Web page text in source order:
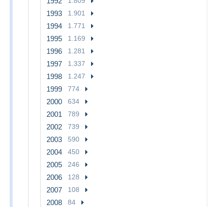
1993 1.901
1994 1.771
1995 1.169
1996 1.281
1997 1.337
1998 1.247
1999 774
2000 634
2001 789
2002 739
2003 590
2004 450
2005 246
2006 128
2007 108
2008 84